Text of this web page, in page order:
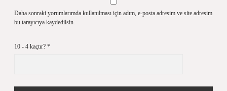
Daha sonraki yorumlarımda kullanılması için adım, e-posta adresim ve site adresim
bu tarayıcıya kaydedilsin.
10 - 4 kaçtır? *